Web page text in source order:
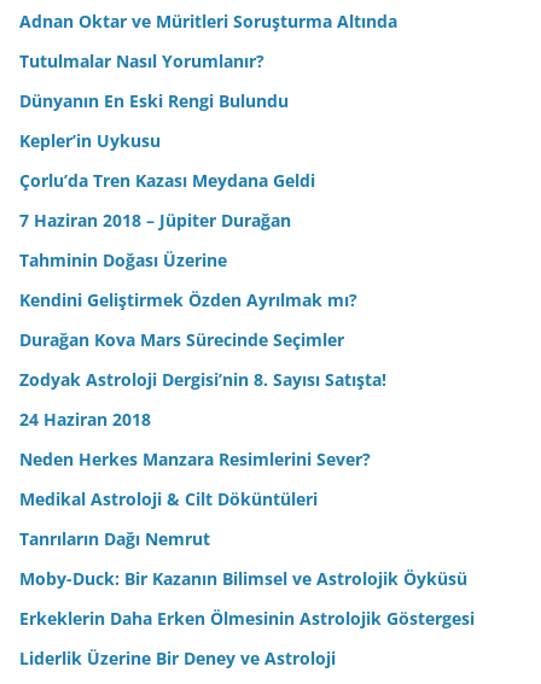
Adnan Oktar ve Müritleri Soruşturma Altında
Tutulmalar Nasıl Yorumlanır?
Dünyanın En Eski Rengi Bulundu
Kepler’in Uykusu
Çorlu’da Tren Kazası Meydana Geldi
7 Haziran 2018 – Jüpiter Durağan
Tahminin Doğası Üzerine
Kendini Geliştirmek Özden Ayrılmak mı?
Durağan Kova Mars Sürecinde Seçimler
Zodyak Astroloji Dergisi’nin 8. Sayısı Satışta!
24 Haziran 2018
Neden Herkes Manzara Resimlerini Sever?
Medikal Astroloji & Cilt Döküntüleri
Tanrıların Dağı Nemrut
Moby-Duck: Bir Kazanın Bilimsel ve Astrolojik Öyküsü
Erkeklerin Daha Erken Ölmesinin Astrolojik Göstergesi
Liderlik Üzerine Bir Deney ve Astroloji